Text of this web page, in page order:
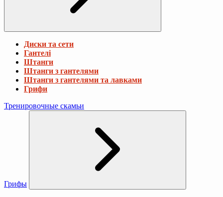
Диски та сети
Гантелі
Штанги
Штанги з гантелями
Штанги з гантелями та лавками
Грифи
Тренировочные скамьи
Грифы